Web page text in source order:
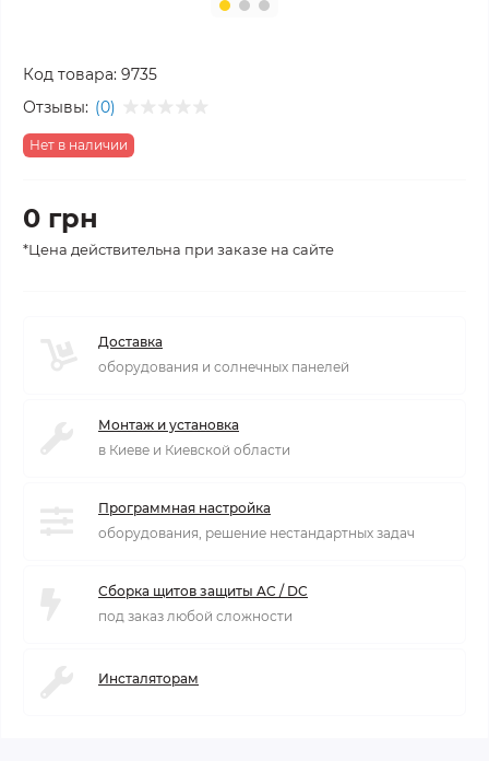
Код товара: 9735
Отзывы: (0)
Нет в наличии
0 грн
*Цена действительна при заказе на сайте
Доставка
оборудования и солнечных панелей
Монтаж и установка
в Киеве и Киевской области
Программная настройка
оборудования, решение нестандартных задач
Сборка щитов защиты AC / DC
под заказ любой сложности
Инсталяторам